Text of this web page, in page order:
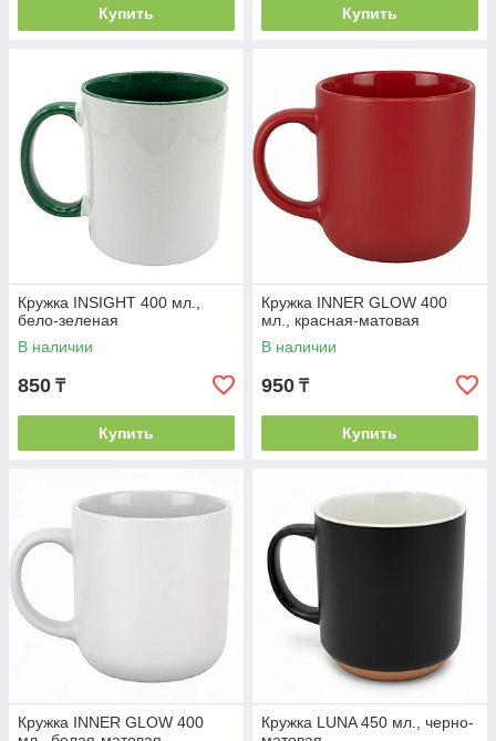
Купить Купить
Кружка INSIGHT 400 мл.,
бело-зеленая
В наличии
850 ₸
Купить
Кружка INNER GLOW 400
мл., красная-матовая
В наличии
950 ₸
Купить
Кружка INNER GLOW 400
Кружка LUNA 450 мл., черно-